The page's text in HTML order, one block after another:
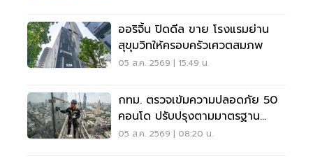
ออริจิ้น ปิดดีล ขาย โรงแรมย่าน
สุขุมวิทให้ครอบครัวเศวตสมภพ
05 ส.ค. 2569 | 15:49 น.
กทม. ตรวจเข้มความปลอดภัย 50
คอนโด ปรับปรุงตามมาตรฐาน
เคร่งครัด
05 ส.ค. 2569 | 08:20 น.